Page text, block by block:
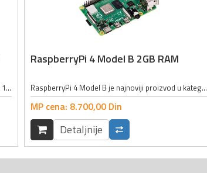
Maksimalni napon: 24V; Maksimalna jačina struje: 1A; Dužina kabla: 40cm; Veličina vrha pincete: 1.1 x 0.25mm;
RaspberryPi 4 Model B 2GB RAM
RaspberryPi 4 Model B je najnoviji proizvod u kategoriji Raspberry Pi računara. Između ostalog nudi revolucionarno povećanje brzine procesora, bolje performanse, bržu memoriju u poređenju sa prethodnom generacijom Raspberry Pi 3 Model...
MP cena: 8.700,00 Din
Detaljnije